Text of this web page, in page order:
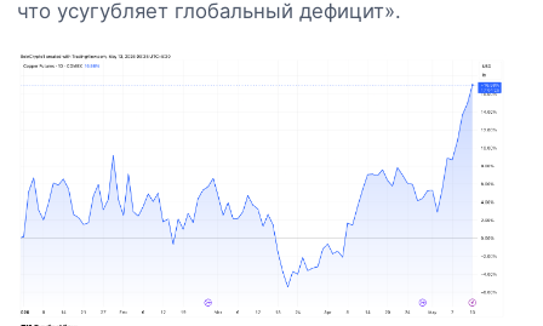
что усугубляет глобальный дефицит».